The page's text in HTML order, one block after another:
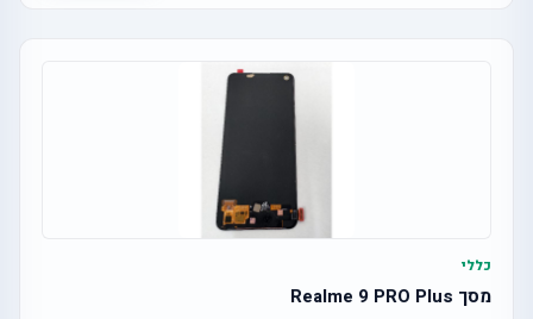
כללי
מסך Realme 9 PRO Plus